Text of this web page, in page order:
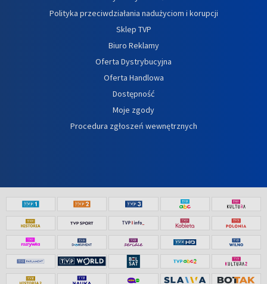
Polityka przeciwdziałania nadużyciom i korupcji
Sklep TVP
Biuro Reklamy
Oferta Dystrybucyjna
Oferta Handlowa
Dostępność
Moje zgody
Procedura zgłoszeń wewnętrznych